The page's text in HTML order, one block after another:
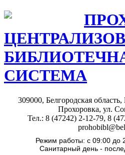
СИСТЕМА
309000, Белгородская
Прохоровка, ул.
Тел.: 8 (47242) 2-12-79, 8
Режим работы: с 09:00 до
Санитарный день -